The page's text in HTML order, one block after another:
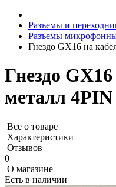
Разъемы и
Разъемы
Гнездо GX16 на
Гнездо
металл
Все о товаре
Характеристики
Отзывов
0
О магазине
Есть в наличии